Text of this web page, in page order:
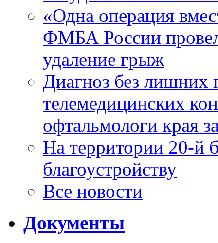
«Одна операция
ФМБА России
удаление грыж
Диагноз без лишних
телемедицинских
офтальмологи края
На территории 20-й
благоустройству
Все новости
Документы